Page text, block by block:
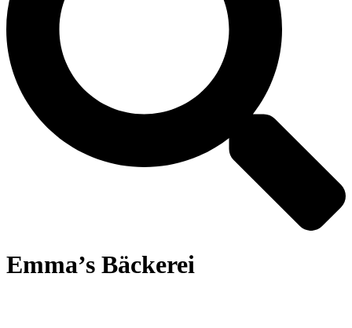
Emma’s Bäckerei